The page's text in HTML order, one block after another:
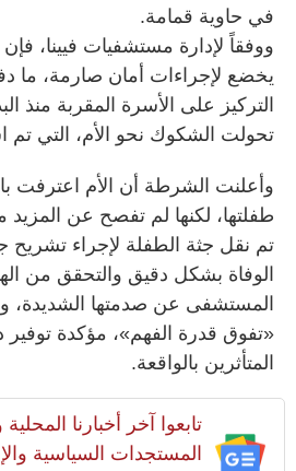
في حاوية قمامة.
ووفقاً لإدارة مستشفيات فيينا، فإن
يخضع لإجراءات أمان صارمة، ما
التركيز على الأسرة المقربة منذ
تحولت الشكوك نحو الأم، التي تم
وأعلنت الشرطة أن الأم اعترفت
طفلتها، لكنها لم تفصح عن المزيد
تم نقل جثة الطفلة لإجراء تشريح
الوفاة بشكل دقيق والتحقق من
المستشفى عن صدمتها الشديدة،
«تفوق قدرة الفهم»، مؤكدة توفير
المتأثرين بالواقعة.
تابعوا آخر أخبارنا